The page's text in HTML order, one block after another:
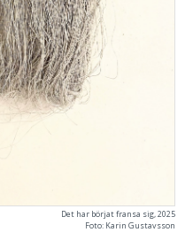
Det har börjat fransa sig, 2025
Foto: Karin Gustavsson